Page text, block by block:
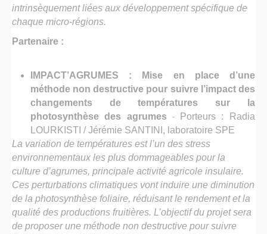
intrinsèquement liées aux développement spécifique de
chaque micro-régions.
Partenaire :
IMPACT’AGRUMES : Mise en place d’une
méthode non destructive pour suivre l’impact des
changements de températures sur la
photosynthèse des agrumes -
Porteurs : Radia
LOURKISTI / Jérémie SANTINI, laboratoire SPE
La variation de températures est l’un des stress
environnementaux les plus dommageables pour la
culture d’agrumes, principale activité agricole insulaire.
Ces perturbations climatiques vont induire une diminution
de la photosynthèse foliaire, réduisant le rendement et la
qualité des productions fruitières. L’objectif du projet sera
de proposer une méthode non destructive pour suivre